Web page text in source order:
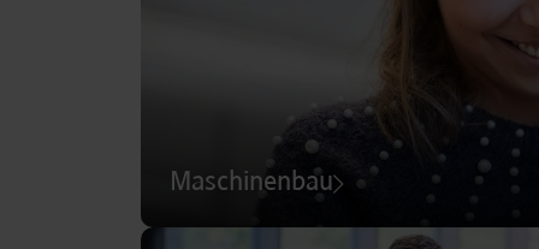
Maschinenbau